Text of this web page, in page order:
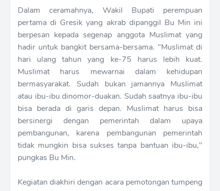
Dalam ceramahnya, Wakil Bupati perempuan
pertama di Gresik yang akrab dipanggil Bu Min ini
berpesan kepada segenap anggota Muslimat yang
hadir untuk bangkit bersama-bersama. "Muslimat di
hari ulang tahun yang ke-75 harus lebih kuat.
Muslimat harus mewarnai dalam kehidupan
bermasyarakat. Sudah bukan jamannya Muslimat
atau ibu-ibu dinomor-duakan. Sudah saatnya ibu-ibu
bisa berada di garis depan. Muslimat harus bisa
bersinergi dengan pemerintah dalam upaya
pembangunan, karena pembangunan pemerintah
tidak mungkin bisa sukses tanpa bantuan ibu-ibu,"
pungkas Bu Min.
Kegiatan diakhiri dengan acara pemotongan tumpeng